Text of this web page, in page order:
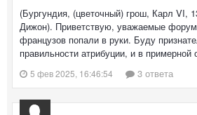
(Бургундия, (цветочный) грош, Карл VI,
Дижон). Приветствую, уважаемые
французов попали в руки. Буду
правильности атрибуции, и в примерной
5 фев 2025, 16:46:54 3 ответа